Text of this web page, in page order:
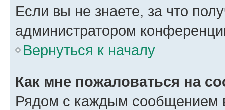
Если вы не знаете, за что
администратором
Вернуться к началу
Как мне пожаловаться на
Рядом с каждым сообщением